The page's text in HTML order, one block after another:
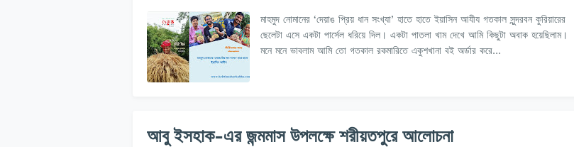
মাহমুদ নোমানের ‘দেয়াঙ প্রিয় ধান সংখ্যা’ হাতে হাতে ইয়াসিন আযীয গতকাল সুন্দরবন কুরিয়ারের
ছেলেটা এসে একটা পার্সেল ধরিয়ে দিল। একটা পাতলা খাম দেখে আমি কিছুটা অবাক হয়েছিলাম।
মনে মনে ভাবলাম আমি তো গতকাল রকমারিতে একুশখানা বই অর্ডার করে…
আবু ইসহাক-এর জন্মমাস উপলক্ষে শরীয়তপুরে আলোচনা